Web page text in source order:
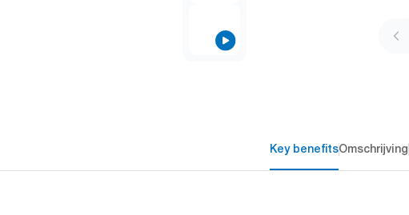
Key benefitsOmschrijving